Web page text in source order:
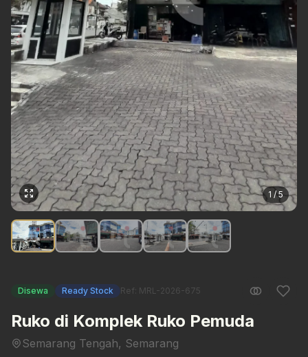
1 / 5
Disewa Ready Stock Ref: MRL-2026-675
Ruko di Komplek Ruko Pemuda
Semarang Tengah, Semarang